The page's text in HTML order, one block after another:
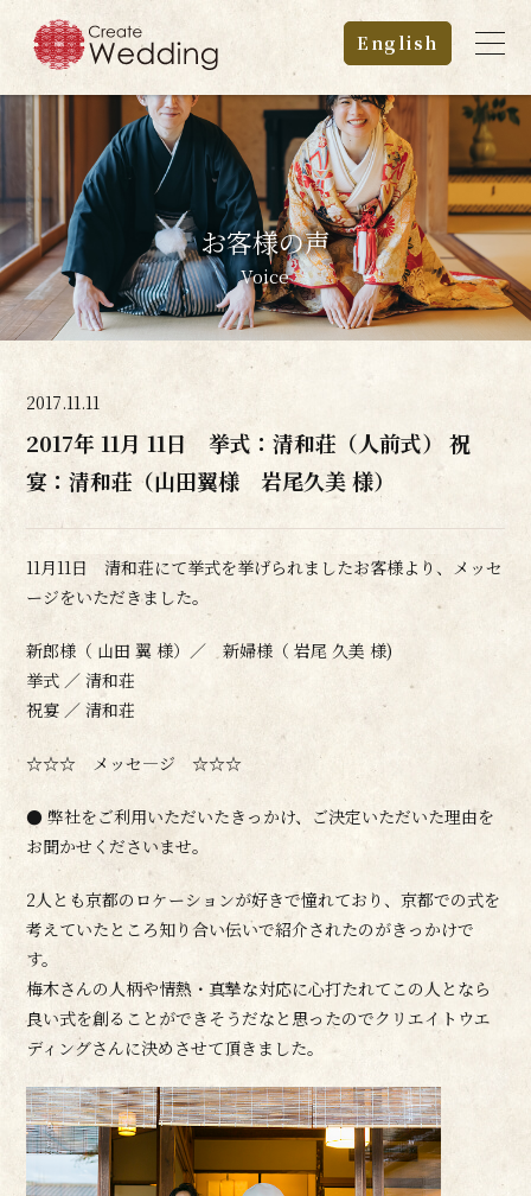
English
お客様の声
Voice
2017.11.11
2017年 11月 11日 挙式：清和荘（人前式） 祝
宴：清和荘（山田翼様 岩尾久美 様）
11月11日 清和荘にて挙式を挙げられましたお客様より、メッセ
ージをいただきました。
新郎様（ 山田 翼 様）／ 新婦様（ 岩尾 久美 様)
挙式 ／ 清和荘
祝宴 ／ 清和荘
☆☆☆ メッセ―ジ ☆☆☆
● 弊社をご利用いただいたきっかけ、ご決定いただいた理由を
お聞かせくださいませ。
2人とも京都のロケーションが好きで憧れており、京都での式を
考えていたところ知り合い伝いで紹介されたのがきっかけで
す。
梅木さんの人柄や情熱・真摯な対応に心打たれてこの人となら
良い式を創ることができそうだなと思ったのでクリエイトウエ
ディングさんに決めさせて頂きました。